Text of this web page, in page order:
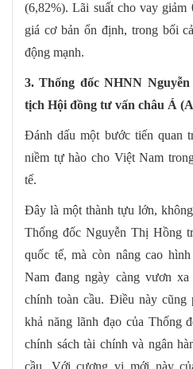
(6,82%). Lãi suất cho vay
giá cơ bản ổn định, trong bối
động mạnh.
3. Thống đốc NHNN
tịch Hội đồng tư vấn châu Á
Đánh dấu một bước tiến quan
niềm tự hào cho Việt Nam
tế.
Đây là một thành tựu lớn,
Thống đốc Nguyễn Thị Hồng
quốc tế, mà còn nâng cao
Nam đang ngày càng vươn
chính toàn cầu. Điều này cũng
khả năng lãnh đạo của Thống
chính sách tài chính và ngân